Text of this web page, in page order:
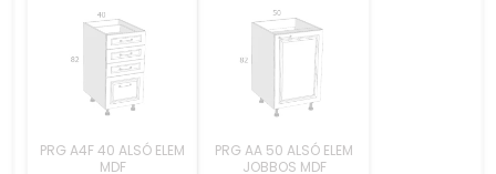
PRG A4F 40 ALSÓ ELEM
MDF
PRG AA 50 ALSÓ ELEM
JOBBOS MDF